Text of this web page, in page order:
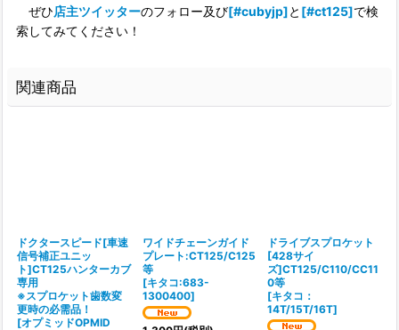
ぜひ店主ツイッターのフォロー及び[#cubyjp]と [#ct125]で検
索してみてください！
関連商品
ドクタースピード[車速
信号補正ユニッ
ト]CT125ハンターカブ
専用
※スプロケット歯数変
更時の必需品！
[オプミッドOPMID
ワイドチェーンガイド
プレート:CT125/C125
等
[キタコ:683-
1300400]
ドライブスプロケット
[428サイ
ズ]CT125/C110/CC11
0等
[キタコ：
14T/15T/16T]